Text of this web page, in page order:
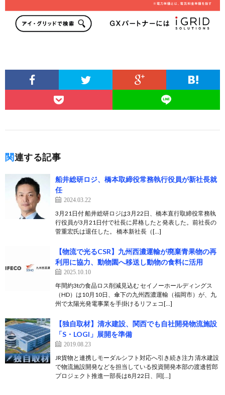
関連する記事
船井総研ロジ、橋本取締役常務執行役員が新社長就
任
2024.03.22
3月21日付 船井総研ロジは3月22日、橋本直行取締役常務執
行役員が3月21日付で社長に昇格したと発表した。前社長の
菅重宏氏は退任した。 橋本新社長（[…]
【物流で光るCSR】九州西濃運輸が廃棄青果物の再
利用に協力、動物園へ移送し動物の食料に活用
2025.10.10
年間約3tの食品ロス削減見込む セイノーホールディングス
（HD）は10月10日、傘下の九州西濃運輸（福岡市）が、九
州で太陽光発電事業を手掛けるリフェコ[…]
【独自取材】清水建設、関西でも自社開発物流施設
「S・LOGI」展開を準備
2019.08.23
JR貨物と連携しモーダルシフト対応へ引き続き注力 清水建設
で物流施設開発などを担当している投資開発本部の渡邊哲郎
プロジェクト推進一部長は8月22日、同[…]